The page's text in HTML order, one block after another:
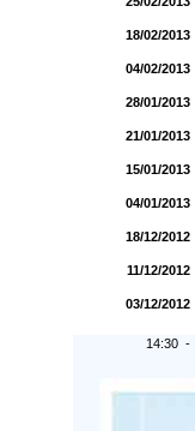
18/02/2013
04/02/2013
28/01/2013
21/01/2013
15/01/2013
04/01/2013
18/12/2012
11/12/2012
03/12/2012
14:30 -